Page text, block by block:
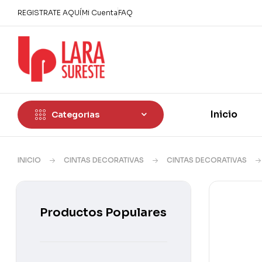
REGISTRATE AQUÍ Mi Cuenta FAQ
Categorias Inicio
INICIO CINTAS DECORATIVAS CINTAS DECORATIVAS
Productos Populares